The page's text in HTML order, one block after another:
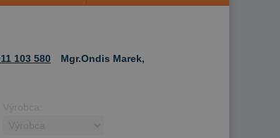
103 580 Mgr.Ondis Marek,
Výrobca: